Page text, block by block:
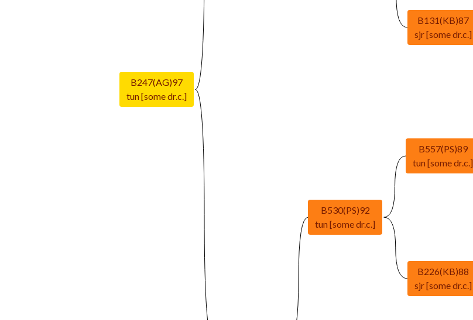
B226(KB)88
sjr [some dr.c.]
B557(PS)89
tun [some dr.c.]
B530(PS)92
tun [some dr.c.]
B131(KB)87
sjr [some dr.c.]
B247(AG)97
tun [some dr.c.]